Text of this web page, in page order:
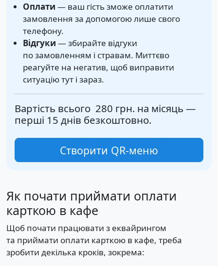
Оплати — ваш гість зможе оплатити
замовлення за допомогою лише свого
телефону.
Відгуки — збирайте відгуки
по замовленням і стравам. Миттєво
реагуйте на негатив, щоб виправити
ситуацію тут і зараз.
Вартість всього 280 грн. на місяць —
перші 15 днів безкоштовно.
Створити QR-меню
Як почати приймати оплати
карткою в кафе
Щоб почати працювати з еквайрингом
та приймати оплати карткою в кафе, треба
зробити декілька кроків, зокрема: